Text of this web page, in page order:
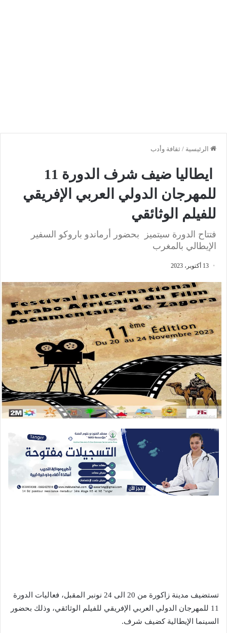
الرئيسية / ثقافة وأدب
ايطاليا ضيف شرف الدورة 11
للمهرجان الدولي العربي الإفريقي
للفيلم الوثائقي
فتتاح الدورة سيتميز بحضور أرماندو باروكو السفير
الإيطالي بالمغرب
13 أكتوبر، 2023
تستضيف مدينة زاكورة من 20 الى 24 نونبر المقبل، فعاليات الدورة
11 للمهرجان الدولي العربي الإفريقي للفيلم الوثائقي، وذلك بحضور
السينما الإيطالية كضيف شرف.